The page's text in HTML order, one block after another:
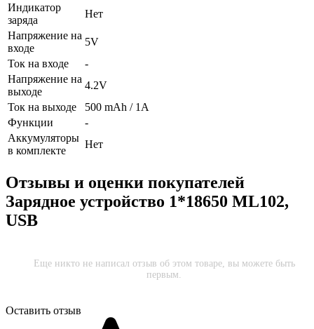
Индикатор
заряда
Нет
Напряжение на
входе
5V
Ток на входе
-
Напряжение на
выходе
4.2V
Ток на выходе
500 mAh / 1A
Функции
-
Аккумуляторы
в комплекте
Нет
Отзывы и оценки покупателей
Зарядное устройство 1*18650 ML102,
USB
Еще никто не написал отзыв об этом товаре, вы можете быть
первым.
Оставить отзыв